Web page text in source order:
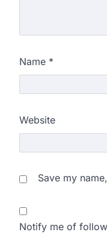
Name *
Website
Save my
Notify me of